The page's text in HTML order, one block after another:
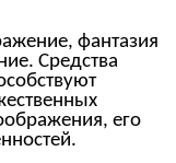
фантазия
Средства
его